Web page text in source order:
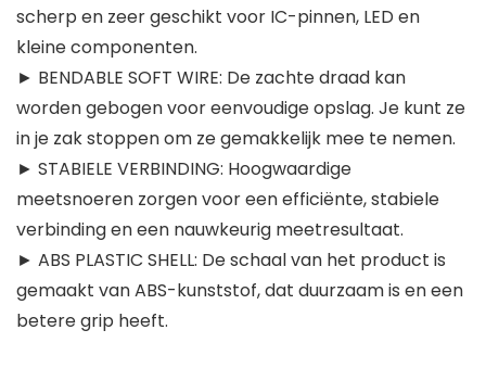
scherp en zeer geschikt voor IC-pinnen, LED en
kleine componenten.
► BENDABLE SOFT WIRE: De zachte draad kan
worden gebogen voor eenvoudige opslag. Je kunt ze
in je zak stoppen om ze gemakkelijk mee te nemen.
► STABIELE VERBINDING: Hoogwaardige
meetsnoeren zorgen voor een efficiënte, stabiele
verbinding en een nauwkeurig meetresultaat.
► ABS PLASTIC SHELL: De schaal van het product is
gemaakt van ABS-kunststof, dat duurzaam is en een
betere grip heeft.